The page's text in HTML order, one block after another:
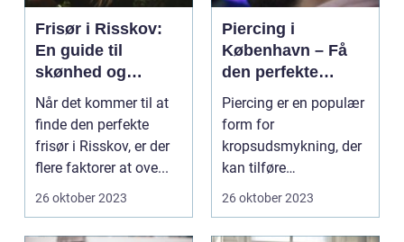
Frisør i Risskov:
En guide til
skønhed og
velvære
Når det kommer til at
finde den perfekte
frisør i Risskov, er der
flere faktorer at ove...
26 oktober 2023
Piercing i
København – Få
den perfekte
kropsudsmykning
Piercing er en populær
form for
kropsudsmykning, der
kan tilføre
personlighed og stil til
26 oktober 2023